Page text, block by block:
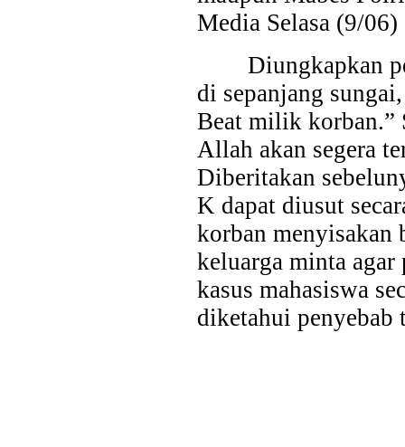
Media Selasa (9/
Diungkapkan
di sepanjang
Beat milik korban.”
Allah akan segera
Diberitakan
K dapat diusut
korban menyisakan
keluarga minta
kasus mahasiswa
diketahui penyebab